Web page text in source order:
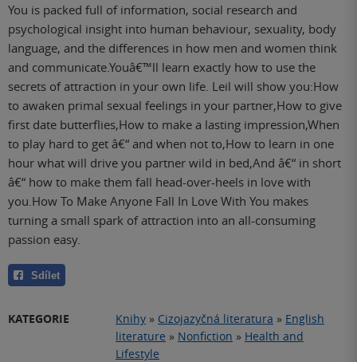
You is packed full of information, social research and
psychological insight into human behaviour, sexuality, body
language, and the differences in how men and women think
and communicate.Youâ€™ll learn exactly how to use the
secrets of attraction in your own life. Leil will show you:How
to awaken primal sexual feelings in your partner,How to give
first date butterflies,How to make a lasting impression,When
to play hard to get â€“ and when not to,How to learn in one
hour what will drive you partner wild in bed,And â€“ in short
â€“ how to make them fall head-over-heels in love with
you.How To Make Anyone Fall In Love With You makes
turning a small spark of attraction into an all-consuming
passion easy.
Sdílet
KATEGORIE Knihy » Cizojazyčná literatura » English
literature » Nonfiction » Health and
Lifestyle